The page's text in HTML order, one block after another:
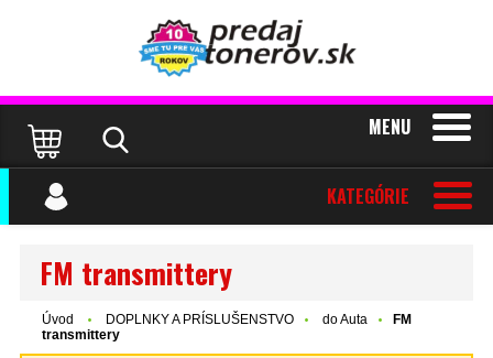
MENU
KATEGÓRIE
FM transmittery
Úvod DOPLNKY A PRÍSLUŠENSTVO do Auta
FM
transmittery